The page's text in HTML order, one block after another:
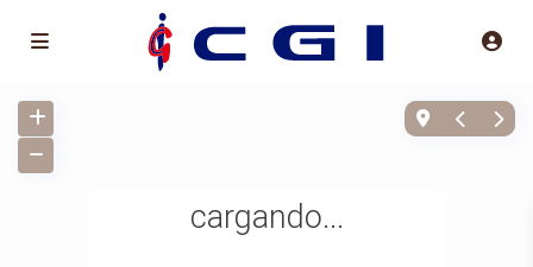
cargando...